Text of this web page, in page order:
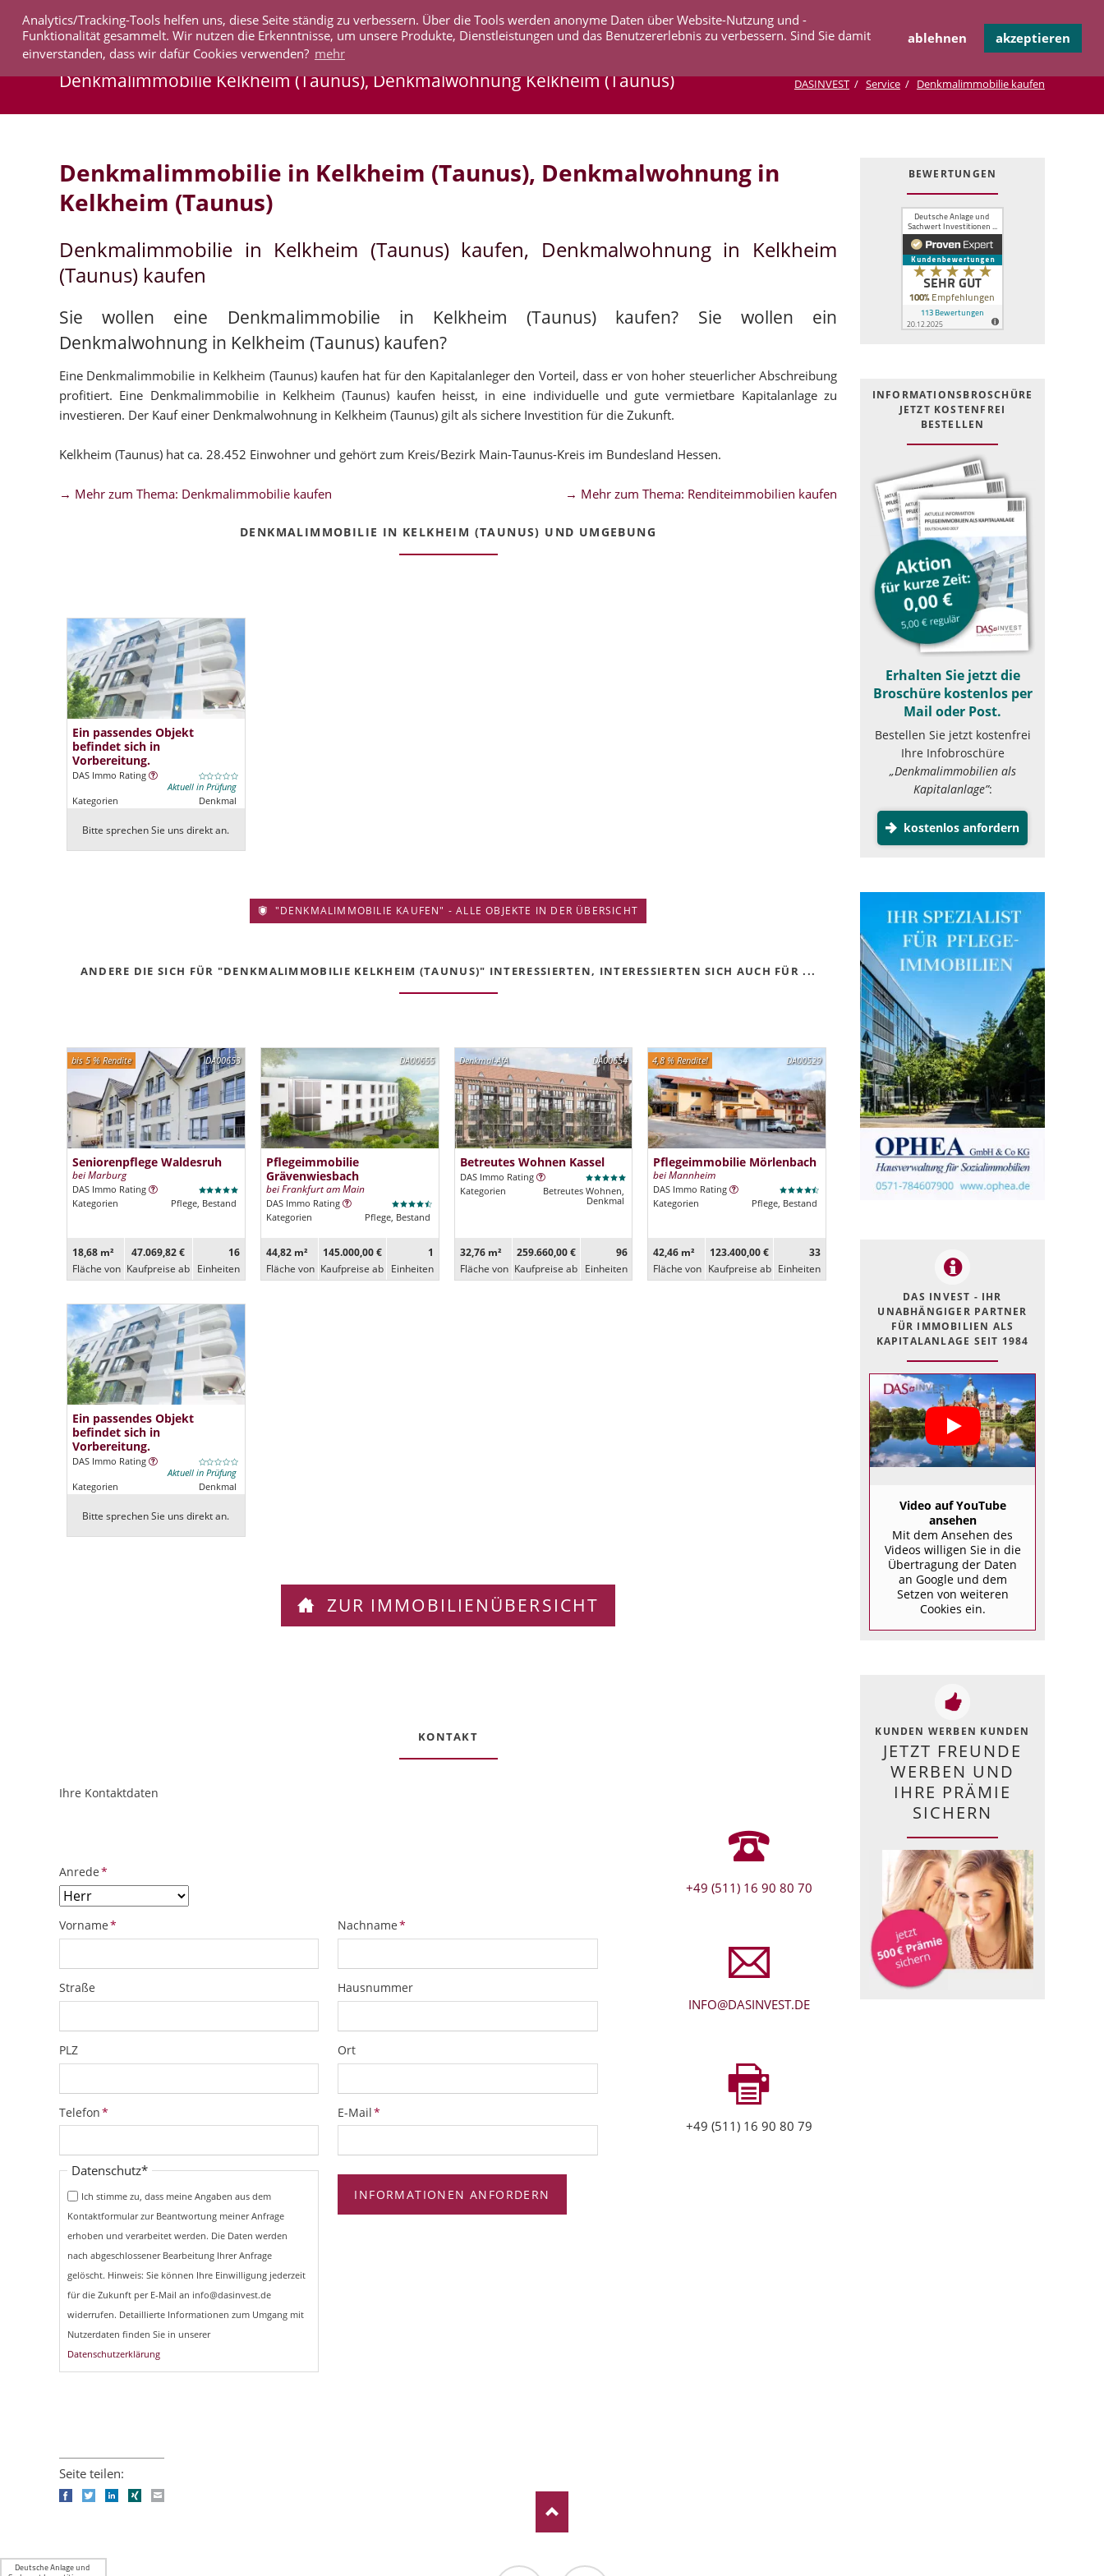
Analytics/Tracking-Tools helfen uns, diese Seite ständig zu verbessern. Über die Tools werden anonyme Daten über Website-Nutzung und -
Funktionalität gesammelt. Wir nutzen die Erkenntnisse, um unsere Produkte, Dienstleistungen und das Benutzererlebnis zu verbessern. Sind Sie damit
einverstanden, dass wir dafür Cookies verwenden? mehr
ablehnen akzeptieren
überspringen
IMMOBILIEN AKTUELLES UNTERNEHMEN SERVICE KOOPERATION KONTAKT
Denkmalimmobilie Kelkheim (Taunus), Denkmalwohnung Kelkheim (Taunus) DASINVEST Service Denkmalimmobilie kaufen
Denkmalimmobilie in Kelkheim (Taunus), Denkmalwohnung in
Kelkheim (Taunus)
Denkmalimmobilie in Kelkheim (Taunus) kaufen, Denkmalwohnung in Kelkheim
(Taunus) kaufen
Sie wollen eine Denkmalimmobilie in Kelkheim (Taunus) kaufen? Sie wollen ein
Denkmalwohnung in Kelkheim (Taunus) kaufen?
Eine Denkmalimmobilie in Kelkheim (Taunus) kaufen hat für den Kapitalanleger den Vorteil, dass er von hoher steuerlicher Abschreibung
profitiert. Eine Denkmalimmobilie in Kelkheim (Taunus) kaufen heisst, in eine individuelle und gute vermietbare Kapitalanlage zu
investieren. Der Kauf einer Denkmalwohnung in Kelkheim (Taunus) gilt als sichere Investition für die Zukunft.
Kelkheim (Taunus) hat ca. 28.452 Einwohner und gehört zum Kreis/Bezirk Main-Taunus-Kreis im Bundesland Hessen.
→ Mehr zum Thema: Denkmalimmobilie kaufen → Mehr zum Thema: Renditeimmobilien kaufen
DENKMALIMMOBILIE IN KELKHEIM (TAUNUS) UND UMGEBUNG
Ein passendes Objekt
befindet sich in
Vorbereitung.
DAS Immo Rating
Aktuell in Prüfung
Kategorien
Denkmal
Bitte sprechen Sie uns direkt an.
"DENKMALIMMOBILIE KAUFEN" - ALLE OBJEKTE IN DER ÜBERSICHT
ANDERE DIE SICH FÜR "DENKMALIMMOBILIE KELKHEIM (TAUNUS)" INTERESSIERTEN, INTERESSIERTEN SICH AUCH FÜR ...
DA00653
bis 5 % Rendite
Seniorenpflege Waldesruh
bei Marburg
DAS Immo Rating
Kategorien
Pflege, Bestand
18,68 m²
Fläche von
47.069,82 €
Kaufpreise ab
16
Ein­heiten
DA00655
Pflegeimmobilie
Grävenwiesbach
bei Frankfurt am Main
DAS Immo Rating
Kategorien
Pflege, Bestand
44,82 m²
Fläche von
145.000,00 €
Kaufpreise ab
1
Ein­heiten
DA00654
Denkmal-AfA
Betreutes Wohnen Kassel
DAS Immo Rating
Kategorien
Betreutes Wohnen,
Denkmal
32,76 m²
Fläche von
259.660,00 €
Kaufpreise ab
96
Ein­heiten
DA00529
4,8 % Rendite!
Pflegeimmobilie Mörlenbach
bei Mannheim
DAS Immo Rating
Kategorien
Pflege, Bestand
42,46 m²
Fläche von
123.400,00 €
Kaufpreise ab
33
Ein­heiten
Ein passendes Objekt
befindet sich in
Vorbereitung.
DAS Immo Rating
Aktuell in Prüfung
Kategorien
Denkmal
Bitte sprechen Sie uns direkt an.
ZUR IMMOBILIENÜBERSICHT
KONTAKT
ObjektPlatzhalter
URL
Ihre Kontaktdaten
Pflichtfeld
Anrede*
Pflichtfeld
Vorname* Pflichtfeld
Nachname*
Straße Hausnummer
PLZ Ort
Pflichtfeld
Telefon* Pflichtfeld
E-Mail*
Pflichtfeld
Datenschutz*
Ich stimme zu, dass meine Angaben aus dem
Kontaktformular zur Beantwortung meiner Anfrage
erhoben und verarbeitet werden. Die Daten werden
nach abgeschlossener Bearbeitung Ihrer Anfrage
gelöscht. Hinweis: Sie können Ihre Einwilligung jederzeit
für die Zukunft per E-Mail an info@dasinvest.de
widerrufen. Detaillierte Informationen zum Umgang mit
Nutzerdaten finden Sie in unserer
Datenschutzerklärung
INFORMATIONEN ANFORDERN
+49 (511) 16 90 80 70
INFO@DASINVEST.DE
+49 (511) 16 90 80 79
BEWERTUNGEN
INFOR­MATIONS­BROSCHÜRE
JETZT KOSTEN­FREI
BESTELLEN
Erhalten Sie jetzt die
Broschüre kostenlos per
Mail oder Post.
Bestellen Sie jetzt kostenfrei
Ihre Infobroschüre
„Denkmalimmobilien als
Kapitalanlage”:
kostenlos anfordern
DAS INVEST - IHR
UNABHÄNGIGER PARTNER
FÜR IMMOBILIEN ALS
KAPITALANLAGE SEIT 1984
Video auf YouTube
ansehen
Mit dem Ansehen des
Videos willigen Sie in die
Übertragung der Daten
an Google und dem
Setzen von weiteren
Cookies ein.
KUNDEN WERBEN KUNDEN
JETZT FREUNDE
WERBEN UND
IHRE PRÄMIE
SICHERN
Seite teilen:
FacebookTwitterLinkedIn
Xing